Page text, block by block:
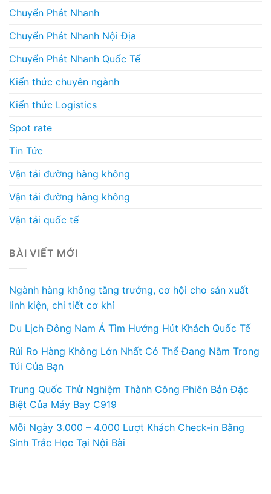
Chuyển Phát Nhanh
Chuyển Phát Nhanh Nội Địa
Chuyển Phát Nhanh Quốc Tế
Kiến thức chuyên ngành
Kiến thức Logistics
Spot rate
Tin Tức
Vận tải đường hàng không
Vận tải đường hàng không
Vận tải quốc tế
BÀI VIẾT MỚI
Ngành hàng không tăng trưởng, cơ hội cho sản xuất
linh kiện, chi tiết cơ khí
Du Lịch Đông Nam Á Tìm Hướng Hút Khách Quốc Tế
Rủi Ro Hàng Không Lớn Nhất Có Thể Đang Nằm Trong
Túi Của Bạn
Trung Quốc Thử Nghiệm Thành Công Phiên Bản Đặc
Biệt Của Máy Bay C919
Mỗi Ngày 3.000 – 4.000 Lượt Khách Check-in Bằng
Sinh Trắc Học Tại Nội Bài